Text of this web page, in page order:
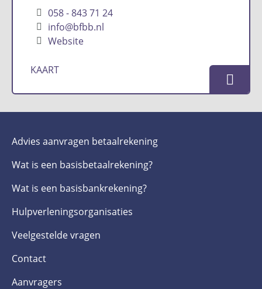
058 - 843 71 24
info@bfbb.nl
Website
KAART
Advies aanvragen betaalrekening
Wat is een basis­betaalrekening?
Wat is een basis­bankrekening?
Hulpverlenings­organisaties
Veelgestelde­ vragen
Contact
Aanvragers